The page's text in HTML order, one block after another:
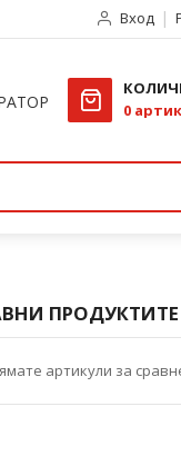
Вход
0
ПРОДУКТИТЕ
артикули за